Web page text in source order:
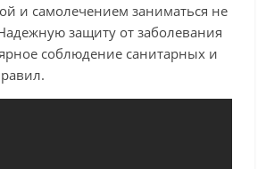
и самолечением заниматься не
защиту от заболевания
соблюдение санитарных и